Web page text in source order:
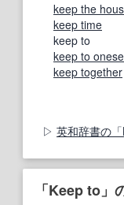
keep the
keep time
keep to
keep to
keep together
英和辞書の
「Keep to」